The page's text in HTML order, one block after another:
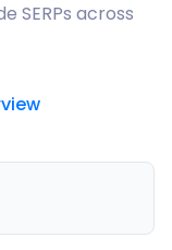
SERPs across